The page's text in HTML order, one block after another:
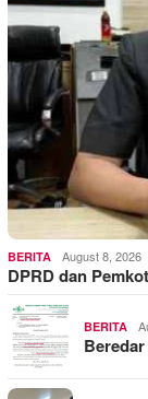
BERITA August 8, 2026
DPRD dan
BERITA